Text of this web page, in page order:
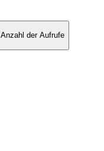
Anzahl der Aufrufe